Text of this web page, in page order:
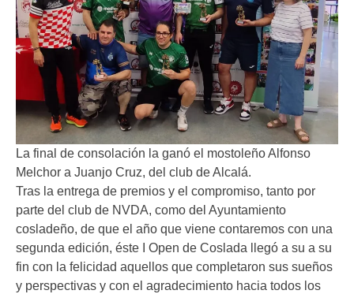
La final de consolación la ganó el mostoleño Alfonso
Melchor a Juanjo Cruz, del club de Alcalá.
Tras la entrega de premios y el compromiso, tanto por
parte del club de NVDA, como del Ayuntamiento
cosladeño, de que el año que viene contaremos con una
segunda edición, éste I Open de Coslada llegó a su a su
fin con la felicidad aquellos que completaron sus sueños
y perspectivas y con el agradecimiento hacia todos los